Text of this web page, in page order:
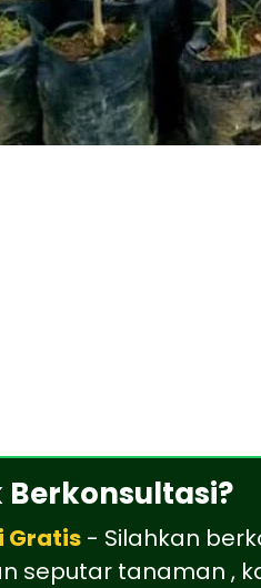
Gratis - Silahkan
seputar tanaman ,